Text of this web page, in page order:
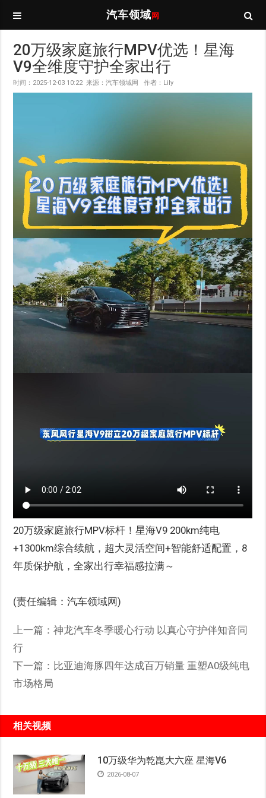
汽车领域 网
20万级家庭旅行MPV优选！星海
V9全维度守护全家出行
时间：2025-12-03 10:22 来源：汽车领域网 作者：Lily
20万级家庭旅行MPV标杆！星海V9 200km纯电
+1300km综合续航，超大灵活空间+智能舒适配置，8
年质保护航，全家出行幸福感拉满～
(责任编辑：汽车领域网)
上一篇：神龙汽车冬季暖心行动 以真心守护伴知音同
行
下一篇： 比亚迪海豚四年达成百万销量 重塑A0级纯电
市场格局
相关视频
10万级华为乾崑大六座 星海V6
2026-08-07